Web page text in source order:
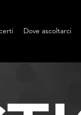
Dove ascoltarci